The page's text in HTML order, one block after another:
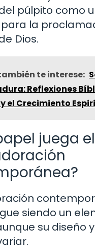
púlpito como
la
Dios.
te interese:
Reflexiones
el Crecimiento
juega
siendo un
su diseño